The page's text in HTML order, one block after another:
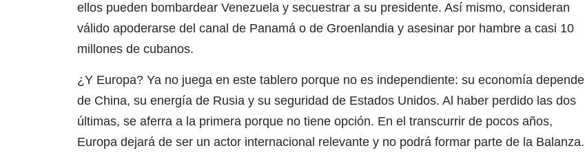
ellos pueden bombardear Venezuela y secuestrar a su presidente. Así mismo, consideran
válido apoderarse del canal de Panamá o de Groenlandia y asesinar por hambre a casi 10
millones de cubanos.
¿Y Europa? Ya no juega en este tablero porque no es independiente: su economía depende
de China, su energía de Rusia y su seguridad de Estados Unidos. Al haber perdido las dos
últimas, se aferra a la primera porque no tiene opción. En el transcurrir de pocos años,
Europa dejará de ser un actor internacional relevante y no podrá formar parte de la Balanza.